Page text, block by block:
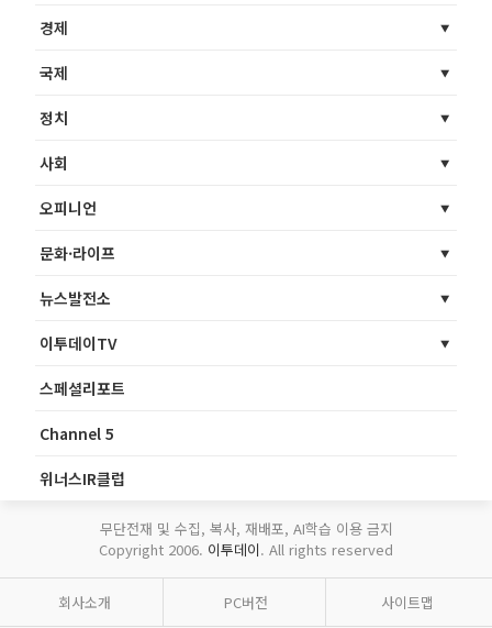
경제
국제
정치
사회
오피니언
문화·라이프
뉴스발전소
이투데이TV
스페셜리포트
Channel 5
위너스IR클럽
무단전재 및 수집, 복사, 재배포, AI학습 이용 금지
Copyright 2006. 이투데이. All rights reserved
회사소개 PC버전 사이트맵